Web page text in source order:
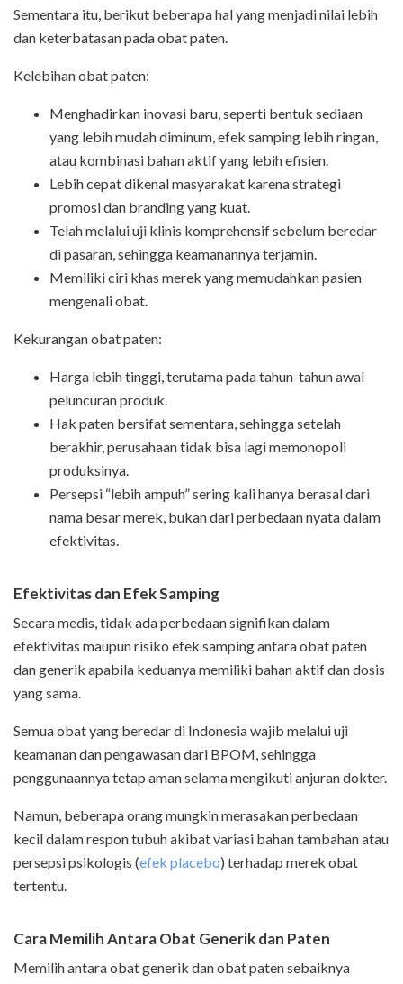
Sementara itu, berikut beberapa hal yang menjadi nilai lebih
dan keterbatasan pada obat paten.
Kelebihan obat paten:
Menghadirkan inovasi baru, seperti bentuk sediaan
yang lebih mudah diminum, efek samping lebih ringan,
atau kombinasi bahan aktif yang lebih efisien.
Lebih cepat dikenal masyarakat karena strategi
promosi dan branding yang kuat.
Telah melalui uji klinis komprehensif sebelum beredar
di pasaran, sehingga keamanannya terjamin.
Memiliki ciri khas merek yang memudahkan pasien
mengenali obat.
Kekurangan obat paten:
Harga lebih tinggi, terutama pada tahun-tahun awal
peluncuran produk.
Hak paten bersifat sementara, sehingga setelah
berakhir, perusahaan tidak bisa lagi memonopoli
produksinya.
Persepsi “lebih ampuh” sering kali hanya berasal dari
nama besar merek, bukan dari perbedaan nyata dalam
efektivitas.
Efektivitas dan Efek Samping
Secara medis, tidak ada perbedaan signifikan dalam
efektivitas maupun risiko efek samping antara obat paten
dan generik apabila keduanya memiliki bahan aktif dan dosis
yang sama.
Semua obat yang beredar di Indonesia wajib melalui uji
keamanan dan pengawasan dari BPOM, sehingga
penggunaannya tetap aman selama mengikuti anjuran dokter.
Namun, beberapa orang mungkin merasakan perbedaan
kecil dalam respon tubuh akibat variasi bahan tambahan atau
persepsi psikologis (efek placebo) terhadap merek obat
tertentu.
Cara Memilih Antara Obat Generik dan Paten
Memilih antara obat generik dan obat paten sebaiknya